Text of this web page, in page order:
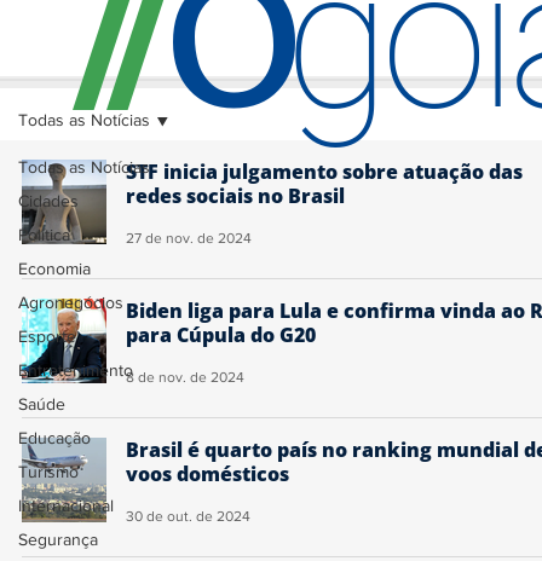
Todas as Notícias
Cidades
Política
Economia
Agronegócios
Esporte
Entretenimento
Saúde
Educação
Turismo
Internacional
Segurança
Todas as Notícias
STF inicia julgamento sobre atuação das
redes sociais no Brasil
27 de nov. de 2024
Biden liga para Lula e confirma vinda ao
para Cúpula do G20
8 de nov. de 2024
Brasil é quarto país no ranking mundial
voos domésticos
30 de out. de 2024